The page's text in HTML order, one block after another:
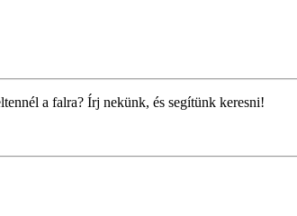
a falra? Írj nekünk, és segítünk keresni!